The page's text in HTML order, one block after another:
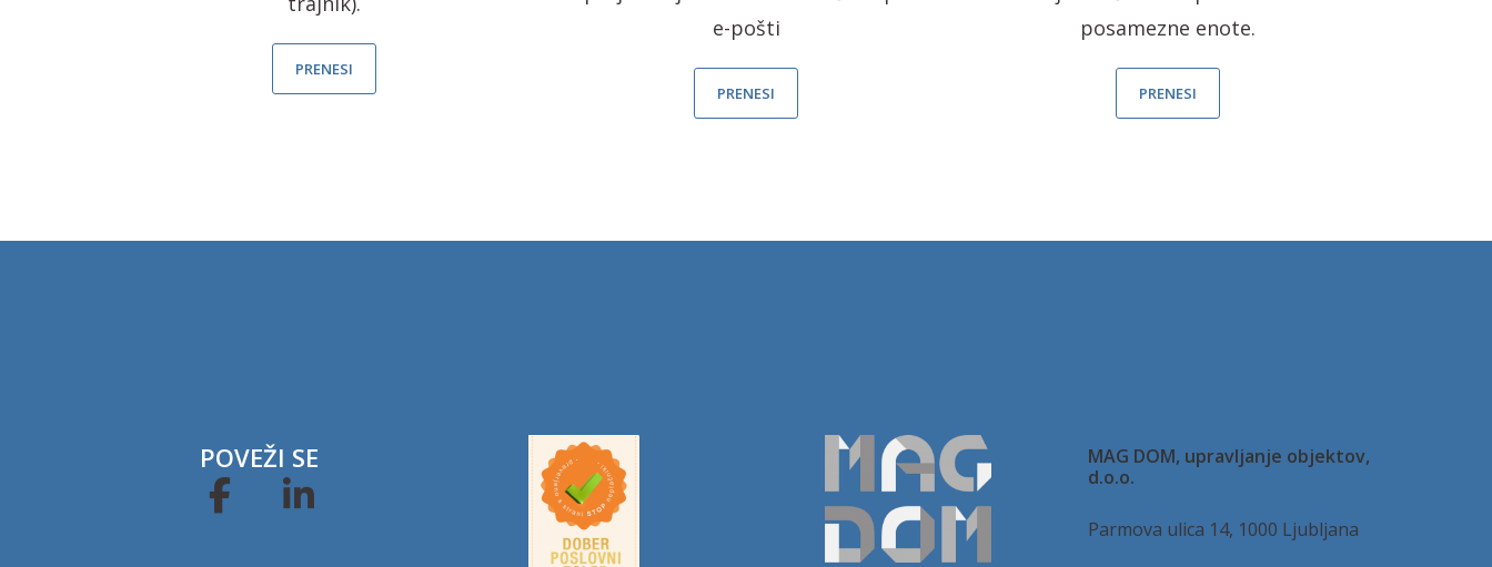
PRENESI
e-pošti
PRENESI
posamezne enote.
PRENESI
POVEŽI SE
MAG DOM, upravljanje objektov,
d.o.o.
Parmova ulica 14, 1000 Ljubljana